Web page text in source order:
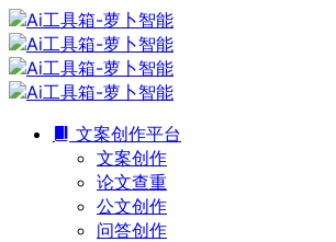
文案创作平台
文案创作
论文查重
公文创作
问答创作